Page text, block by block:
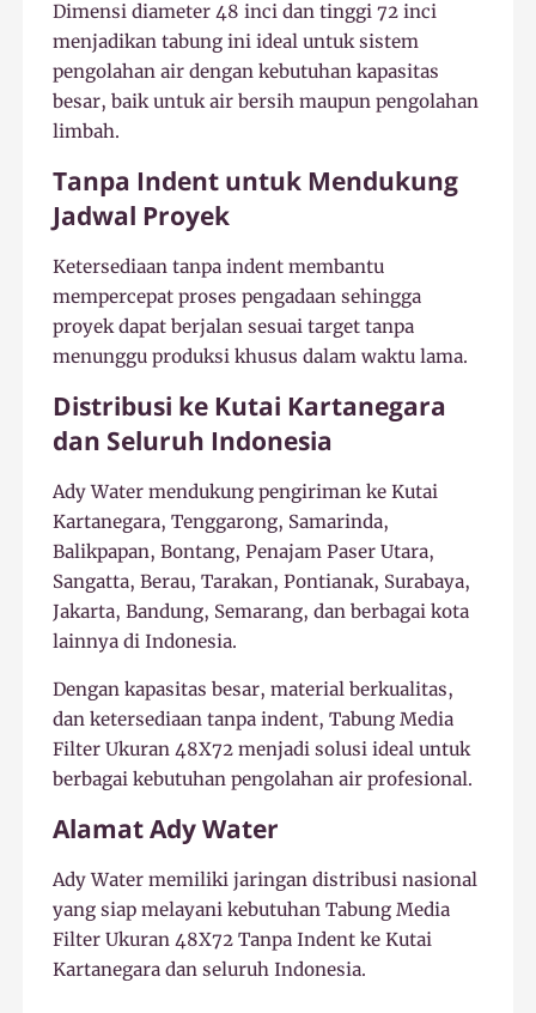
Dimensi diameter 48 inci dan tinggi 72 inci
menjadikan tabung ini ideal untuk sistem
pengolahan air dengan kebutuhan kapasitas
besar, baik untuk air bersih maupun pengolahan
limbah.
Tanpa Indent untuk Mendukung
Jadwal Proyek
Ketersediaan tanpa indent membantu
mempercepat proses pengadaan sehingga
proyek dapat berjalan sesuai target tanpa
menunggu produksi khusus dalam waktu lama.
Distribusi ke Kutai Kartanegara
dan Seluruh Indonesia
Ady Water mendukung pengiriman ke Kutai
Kartanegara, Tenggarong, Samarinda,
Balikpapan, Bontang, Penajam Paser Utara,
Sangatta, Berau, Tarakan, Pontianak, Surabaya,
Jakarta, Bandung, Semarang, dan berbagai kota
lainnya di Indonesia.
Dengan kapasitas besar, material berkualitas,
dan ketersediaan tanpa indent, Tabung Media
Filter Ukuran 48X72 menjadi solusi ideal untuk
berbagai kebutuhan pengolahan air profesional.
Alamat Ady Water
Ady Water memiliki jaringan distribusi nasional
yang siap melayani kebutuhan Tabung Media
Filter Ukuran 48X72 Tanpa Indent ke Kutai
Kartanegara dan seluruh Indonesia.